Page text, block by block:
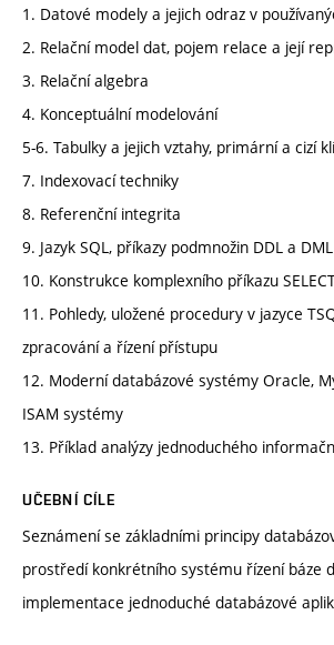
1. Datové modely a jejich odraz v
2. Relační model dat, pojem relace a její
3. Relační algebra
4. Konceptuální modelování
5-6. Tabulky a jejich vztahy, primární a cizí
7. Indexovací techniky
8. Referenční integrita
9. Jazyk SQL, příkazy podmnožin DDL a DML
10. Konstrukce komplexního příkazu
11. Pohledy, uložené procedury v jazyce
zpracování a řízení přístupu
12. Moderní databázové systémy Oracle,
ISAM systémy
13. Příklad analýzy jednoduchého
UČEBNÍ CÍLE
Seznámení se základními principy
prostředí konkrétního systému řízení báze
implementace jednoduché databázové